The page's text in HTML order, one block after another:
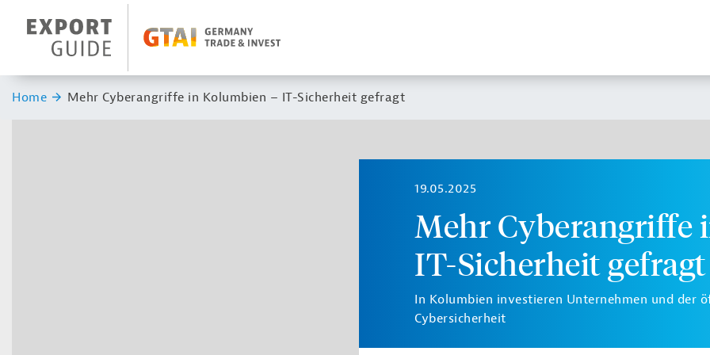
Header Logo
Sie sind hier:
Home Mehr Cyberangriffe in Kolumbien – IT-Sicherheit gefragt
19.05.2025
Mehr Cyberangriffe
IT-Sicherheit gefragt
In Kolumbien investieren Unternehmen und der
Cybersicherheit